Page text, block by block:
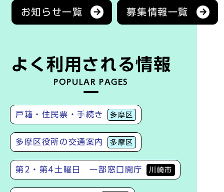
お知らせ一覧 募集情報一覧
よく利用される情報
POPULAR PAGES
戸籍・住民票・手続き 多摩区
多摩区役所の交通案内 多摩区
第2・第4土曜日 一部窓口開庁 川崎市